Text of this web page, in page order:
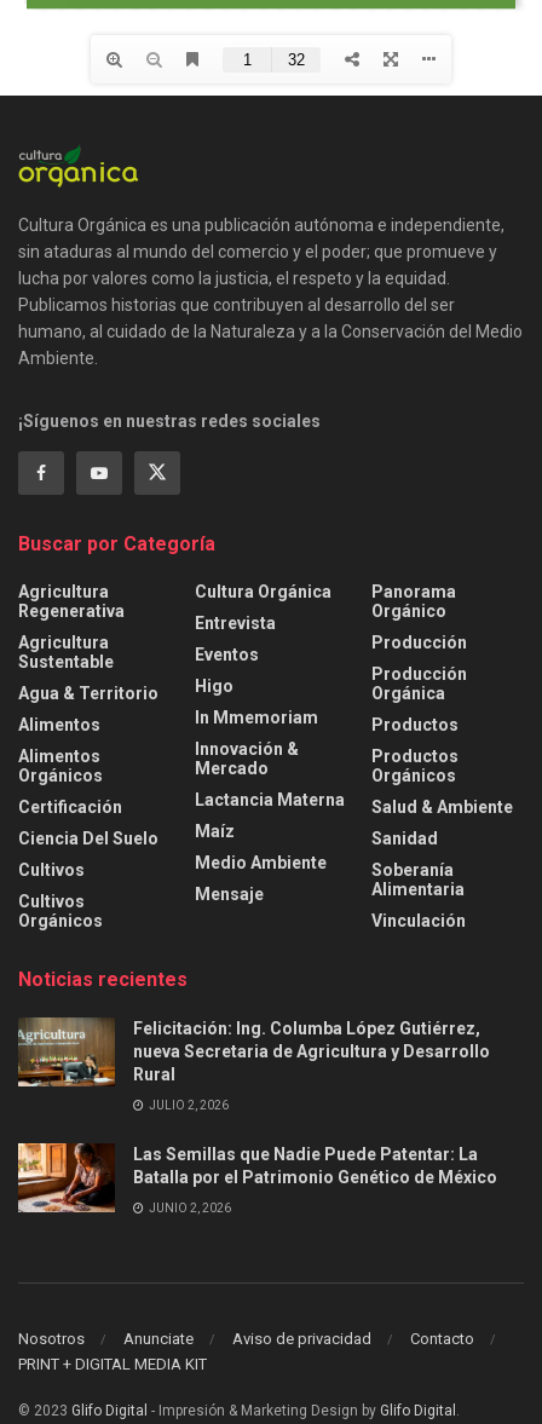
Cultura Orgánica es una publicación autónoma e independiente,
sin ataduras al mundo del comercio y el poder; que promueve y
lucha por valores como la justicia, el respeto y la equidad.
Publicamos historias que contribuyen al desarrollo del ser
humano, al cuidado de la Naturaleza y a la Conservación del Medio
Ambiente.
¡Síguenos en nuestras redes sociales
Buscar por Categoría
Agricultura
Regenerativa
Agricultura
Sustentable
Agua & Territorio
Alimentos
Alimentos
Orgánicos
Certificación
Ciencia Del Suelo
Cultivos
Cultivos
Orgánicos
Cultura Orgánica
Entrevista
Eventos
Higo
In Mmemoriam
Innovación &
Mercado
Lactancia Materna
Maíz
Medio Ambiente
Mensaje
Panorama
Orgánico
Producción
Producción
Orgánica
Productos
Productos
Orgánicos
Salud & Ambiente
Sanidad
Soberanía
Alimentaria
Vinculación
Noticias recientes
Felicitación: Ing. Columba López Gutiérrez,
nueva Secretaria de Agricultura y Desarrollo
Rural
JULIO 2, 2026
Las Semillas que Nadie Puede Patentar: La
Batalla por el Patrimonio Genético de México
JUNIO 2, 2026
Nosotros Anunciate Aviso de privacidad
Contacto
PRINT + DIGITAL MEDIA KIT
© 2023 Glifo Digital - Impresión & Marketing Design by Glifo Digital